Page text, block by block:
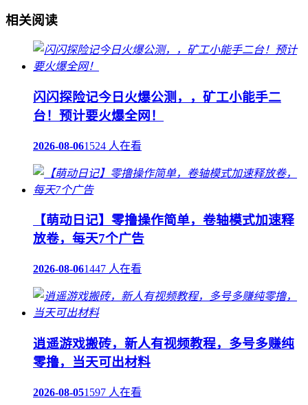
相关阅读
闪闪探险记今日火爆公测，，矿工小能手二
台！预计要火爆全网！
2026-08-061524 人在看
【萌动日记】零撸操作简单，卷轴模式加速释
放卷，每天7个广告
2026-08-061447 人在看
逍遥游戏搬砖，新人有视频教程，多号多赚纯
零撸，当天可出材料
2026-08-051597 人在看